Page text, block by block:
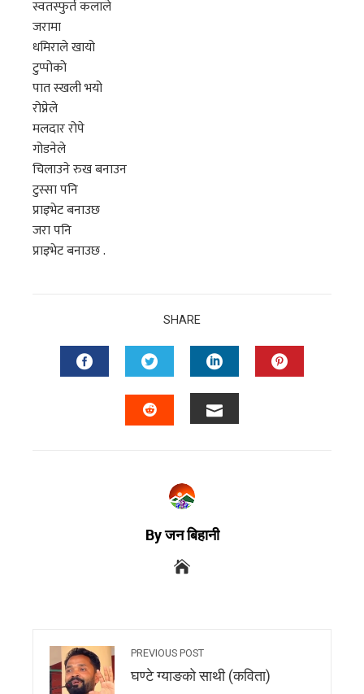
स्वतस्फुर्त कलाले
जरामा
धमिराले खायो
टुप्पोको
पात स्खली भयो
रोप्नेले
मलदार रोपे
गोडनेले
चिलाउने रुख बनाउन
टुस्सा पनि
प्राइभेट बनाउछ
जरा पनि
प्राइभेट बनाउछ .
SHARE
By जन बिहानी
PREVIOUS POST
घण्टे ग्याङको साथी (कविता)